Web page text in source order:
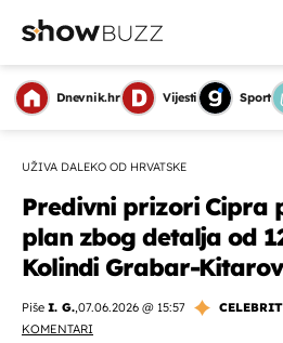
Dnevnik.hr Vijesti Sport
UŽIVA DALEKO OD HRVATSKE
Predivni prizori Cipra
plan zbog detalja od
Kolindi Grabar-
Piše I. G.,07.06.2026 @ 15:57
KOMENTARI